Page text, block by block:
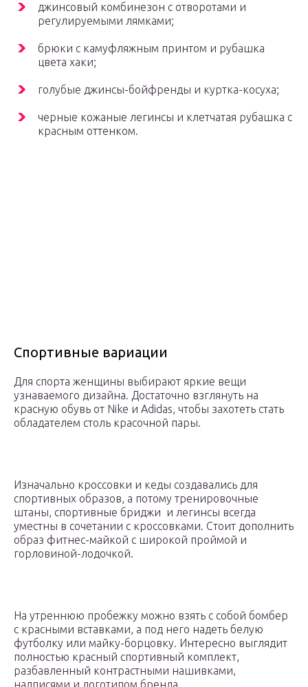
джинсовый комбинезон с отворотами и
регулируемыми лямками;
брюки с камуфляжным принтом и рубашка
цвета хаки;
голубые джинсы-бойфренды и куртка-косуха;
черные кожаные легинсы и клетчатая рубашка с
красным оттенком.
Спортивные вариации
Для спорта женщины выбирают яркие вещи
узнаваемого дизайна. Достаточно взглянуть на
красную обувь от Nike и Adidas, чтобы захотеть стать
обладателем столь красочной пары.
Изначально кроссовки и кеды создавались для
спортивных образов, а потому тренировочные
штаны, спортивные бриджи и легинсы всегда
уместны в сочетании с кроссовками. Стоит дополнить
образ фитнес-майкой с широкой проймой и
горловиной-лодочкой.
На утреннюю пробежку можно взять с собой бомбер
с красными вставками, а под него надеть белую
футболку или майку-борцовку. Интересно выглядит
полностью красный спортивный комплект,
разбавленный контрастными нашивками,
надписями и логотипом бренда.